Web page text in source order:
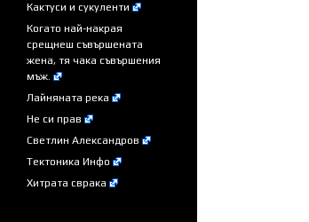
Кактуси и сукуленти
Когато най-накрая
срещнеш съвършената
жена, тя чака съвършения
мъж.
Лайняната река
Не си прав
Светлин Александров
Тектоника Инфо
Хитрата сврака